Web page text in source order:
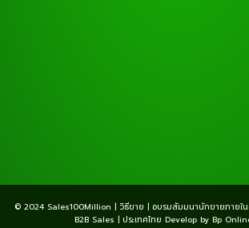
© 2024 Sales100Million | วิธีขาย | อบรมสัมมนานักขายภายใ
B2B Sales | ประเทศไทย Develop by Bp